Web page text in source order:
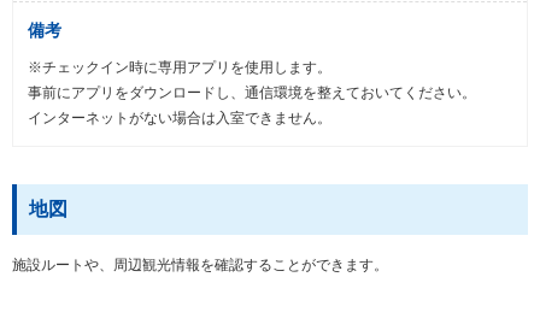
備考
※チェックイン時に専用アプリを使用します。
事前にアプリをダウンロードし、通信環境を整えておいてください。
インターネットがない場合は入室できません。
地図
施設ルートや、周辺観光情報を確認することができます。